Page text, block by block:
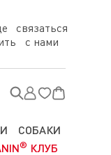
связаться
с нами
СОБАКИ
® КЛУБ